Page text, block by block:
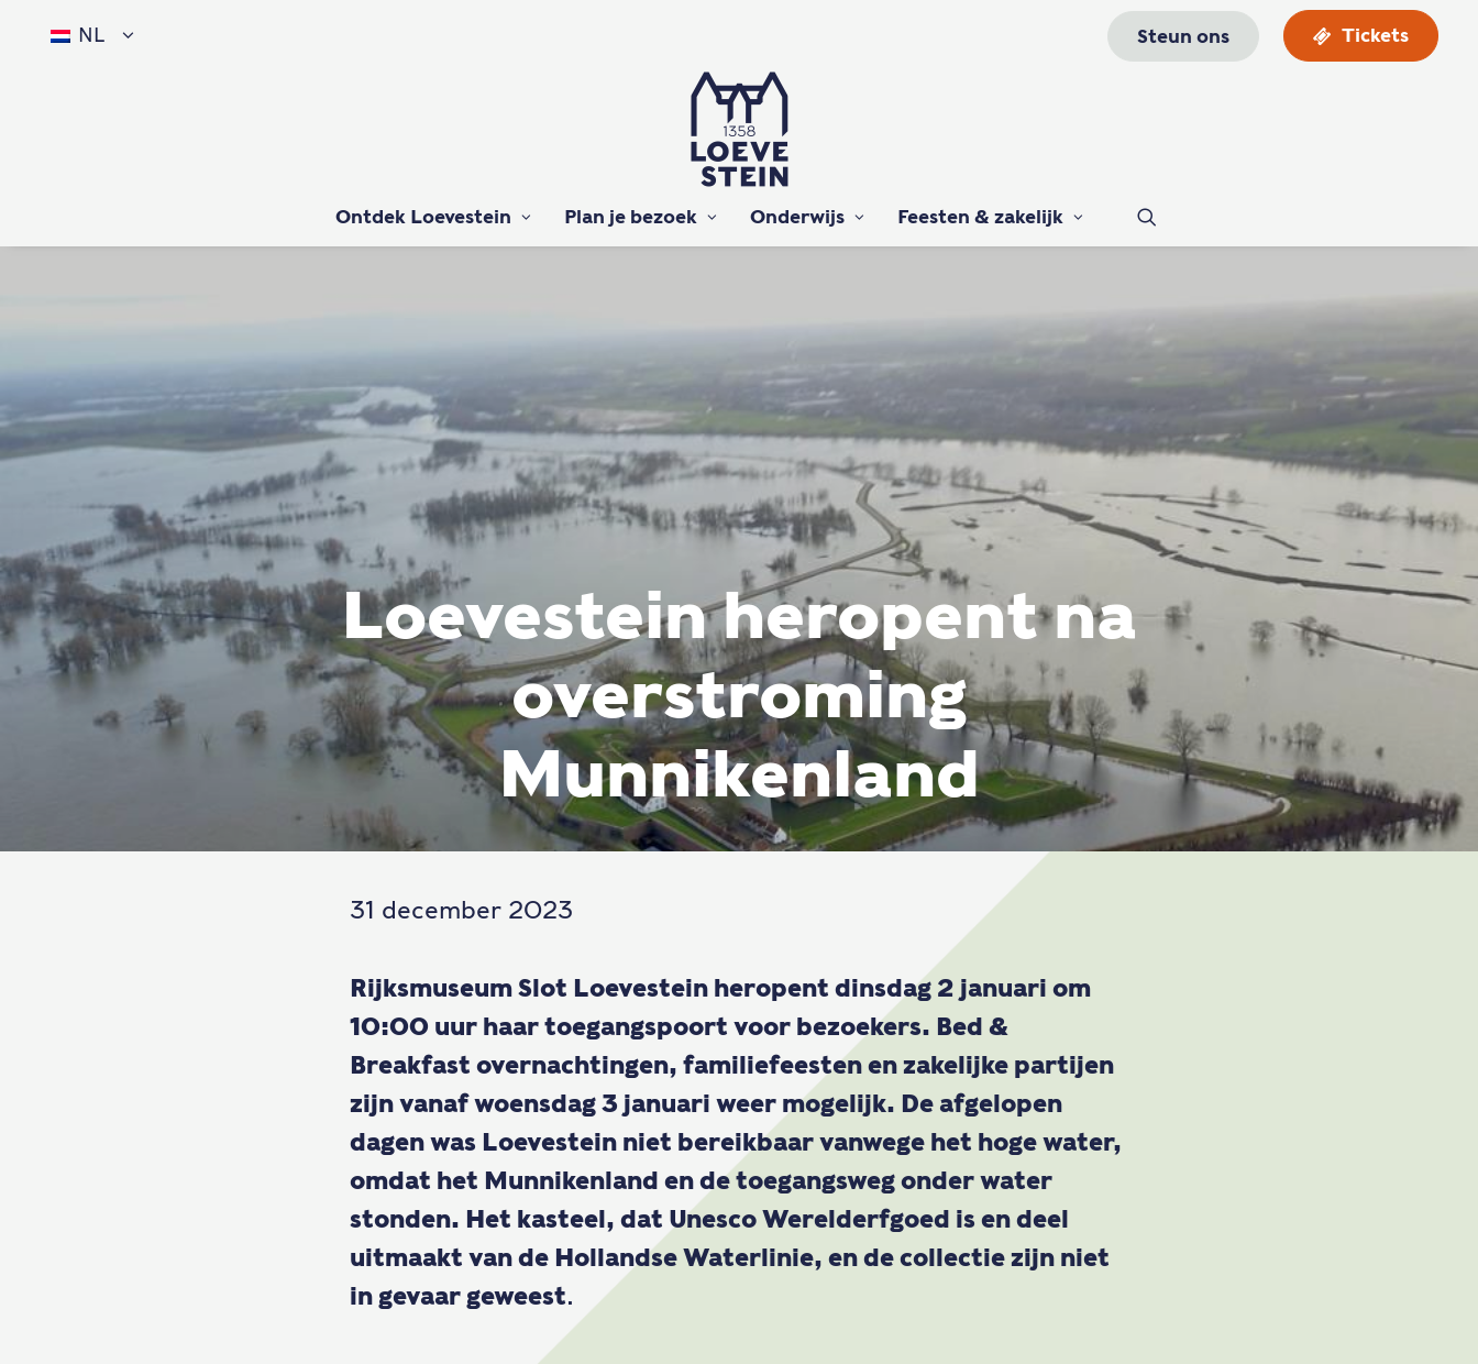
NL Steun ons Tickets
Ontdek Loevestein Plan je bezoek Onderwijs Feesten & zakelijk
Loevestein heropent na
overstroming
Munnikenland
31 december 2023
Rijksmuseum Slot Loevestein heropent dinsdag 2 januari om
10:00 uur haar toegangspoort voor bezoekers. Bed &
Breakfast overnachtingen, familiefeesten en zakelijke partijen
zijn vanaf woensdag 3 januari weer mogelijk. De afgelopen
dagen was Loevestein niet bereikbaar vanwege het hoge water,
omdat het Munnikenland en de toegangsweg onder water
stonden. Het kasteel, dat Unesco Werelderfgoed is en deel
uitmaakt van de Hollandse Waterlinie, en de collectie zijn niet
in gevaar geweest.